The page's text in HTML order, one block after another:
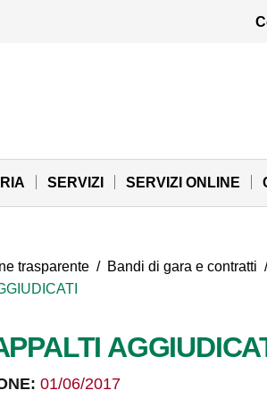
SERVIZI SERVIZI ONLINE
trasparente / Bandi di gara e contratti
01/06/2017